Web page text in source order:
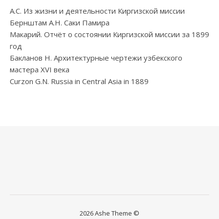
А.С. Из жизни и деятельности Киргизской миссии
Бернштам А.Н. Саки Памира
Макарий. Отчёт о состоянии Киргизской миссии за 1899
год
Бакланов Н. Архитектурные чертежи узбекского
мастера XVI века
Curzon G.N. Russia in Central Asia in 1889
2026 Ashe Theme ©